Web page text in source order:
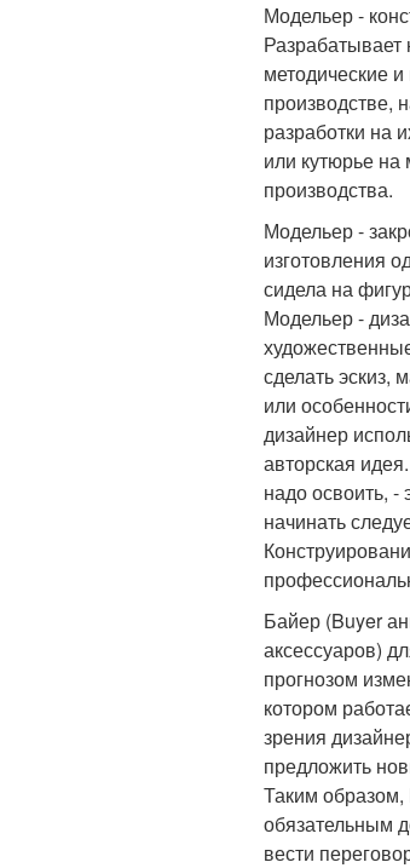
Модельер -
методические
производстве,
разработки на
или кутюрье
производства.
Модельер -
изготовления
сидела на
Модельер -
сделать
или
дизайнер
авторская
надо освоить,
начинать
Байер (Buyer
аксессуаров)
прогнозом
котором
зрения
предложить
Таким образом,
обязательным
вести